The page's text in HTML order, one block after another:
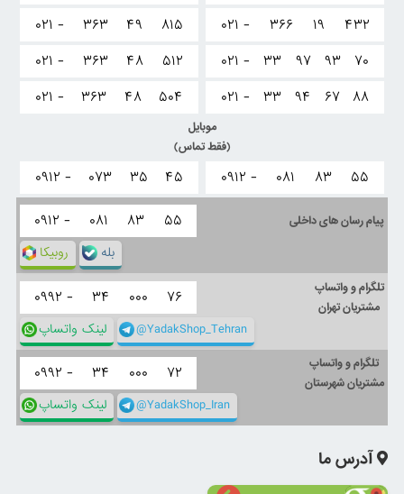
۰۲۱ -
۳۶۶ ۱۹
۴۳۲
۰۲۱ -
۳۳ ۹۷ ۹۳
۷۰
۰۲۱ -
۳۳ ۹۴ ۶۷ ۸۸
۰۲۱ -
۳۶۳ ۴۹
۸۱۵
۰۲۱ -
۳۶۳ ۴۸
۵۱۲
۰۲۱ -
۳۶۳ ۴۸ ۵۰۴
موبایل
(فقط تماس)
۰۹۱۲ - ۰۸۱ ۸۳ ۵۵ ۰۹۱۲ - ۰۷۳ ۳۵ ۴۵
پیام رسان های داخلی ۰۹۱۲ - ۰۸۱ ۸۳ ۵۵
روبیکا بله
تلگرام و واتساپ
مشتریان تهران
۰۹۹۲ - ۳۴ ۰۰۰ ۷۶
لینک واتساپ @YadakShop_Tehran
تلگرام و واتساپ
مشتریان شهرستان
۰۹۹۲ - ۳۴ ۰۰۰ ۷۲
لینک واتساپ @YadakShop_Iran
آدرس ما